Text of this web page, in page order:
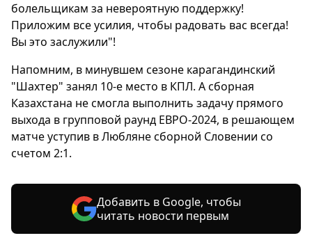
болельщикам за невероятную поддержку!
Приложим все усилия, чтобы радовать вас всегда!
Вы это заслужили"!
Напомним, в минувшем сезоне карагандинский
"Шахтер" занял 10-е место в КПЛ. А сборная
Казахстана не смогла выполнить задачу прямого
выхода в групповой раунд ЕВРО-2024, в решающем
матче уступив в Любляне сборной Словении со
счетом 2:1.
Добавить в Google, чтобы
читать новости первым